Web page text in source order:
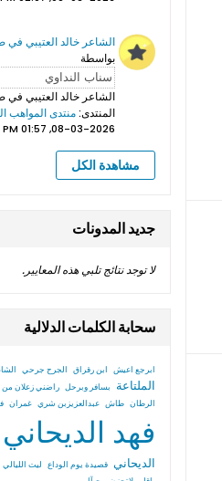
الشاعر خالد العتيبي في
بواسطة
الشاعر خالد العتيبي في
المنتدى:منتدى المواهب
08-03-2026, 01:57 PM
مشاهدة الكل
جديد المدونات
لا توجد نتائج تلبي هذه المعايير.
سحابة الكلمات الدلالية
ابرجع اعيش ابن رقراق الجرح جرحي
الملتاعة بسافر وبرحل راضني زعلان
الرطان طاش عبدالعزيزبن شري غمران
فهد الديحاني
الديحاني قصيدة يوم الوداع ليت الليالي